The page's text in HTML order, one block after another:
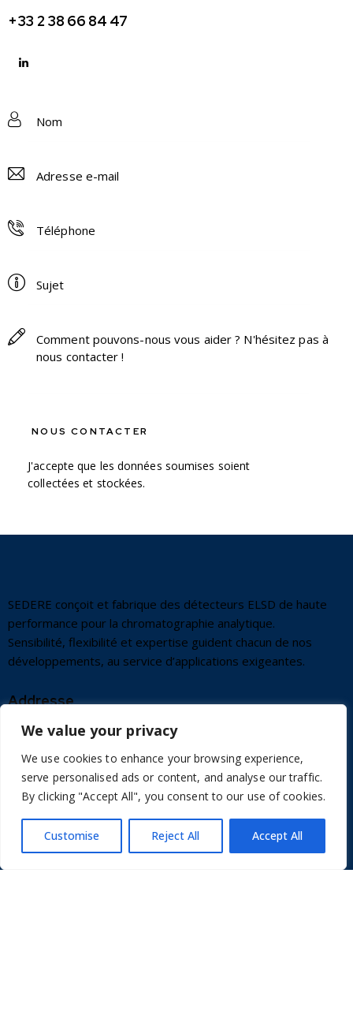
We value your privacy
We use cookies to enhance your browsing experience,
serve personalised ads or content, and analyse our traffic.
By clicking "Accept All", you consent to our use of cookies.
Customise Reject All Accept All
+33 2 38 66 84 47
J'accepte que les données soumises soient
collectées et stockées.
SEDERE conçoit et fabrique des détecteurs ELSD de haute
performance pour la chromatographie analytique.
Sensibilité, flexibilité et expertise guident chacun de nos
développements, au service d’applications exigeantes.
Addresse
Parc du Moulin
45160 OLIVET FRANCE
info@sedere.com
+33 2 38 66 84 47